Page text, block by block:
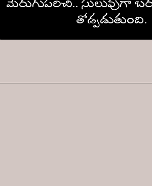
తోడ్పడుతుంది.